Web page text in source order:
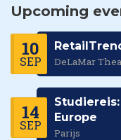
Upcoming
10
SEP DeLaMar
14
SEP
Studiereis:
Europe
Parijs